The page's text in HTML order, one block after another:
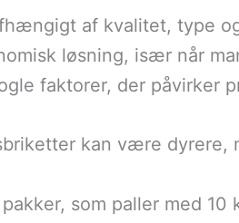
af kvalitet, type
løsning, især når
faktorer, der påvirker
kan være dyrere,
som paller med 10